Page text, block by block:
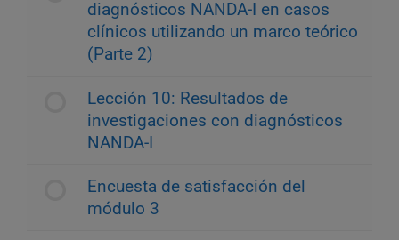
diagnósticos NANDA-I en casos
clínicos utilizando un marco teórico
(Parte 2)
Lección 10: Resultados de
investigaciones con diagnósticos
NANDA-I
Encuesta de satisfacción del
módulo 3